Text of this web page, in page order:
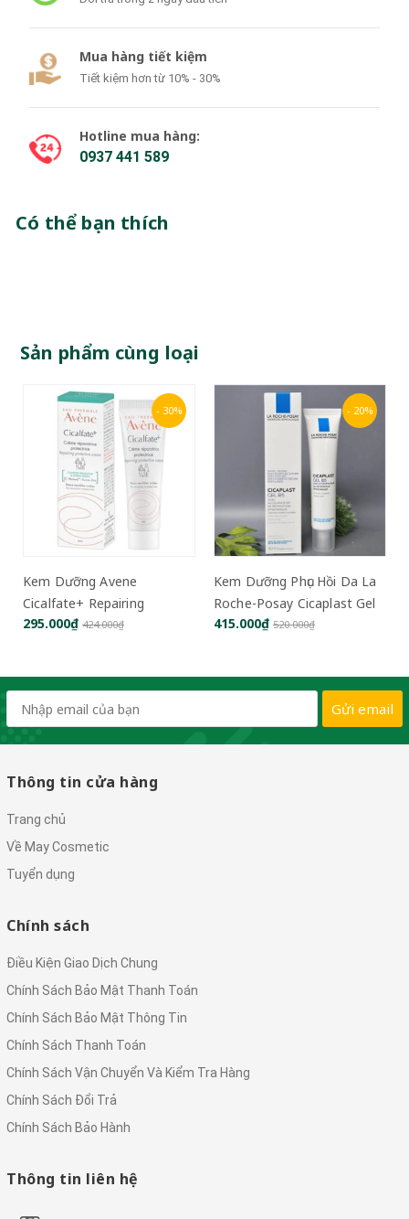
Mua hàng tiết kiệm
Tiết kiệm hơn từ 10% - 30%
Hotline mua hàng:
0937 441 589
Có thể bạn thích
Sản phẩm cùng loại
- 30%
40ml
Kem Dưỡng Phục Hồi Da La
Roche-Posay Cicaplast Gel
B5 40 ml
415.000₫
Kem Cấp Ẩm
Da 9Wishes Rice
Cream - 50ml
355.000₫
Gửi email
Thông tin cửa hàng
Trang chủ
Về May Cosmetic
Tuyển dụng
Chính sách
Điều Kiện Giao Dịch Chung
Chính Sách Bảo Mật Thanh Toán
Chính Sách Bảo Mật Thông Tin
Chính Sách Thanh Toán
Chính Sách Vận Chuyển Và Kiểm Tra Hàng
Chính Sách Đổi Trả
Chính Sách Bảo Hành
Thông tin liên hệ